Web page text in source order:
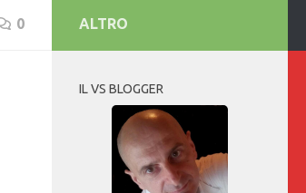
0 ALTRO
IL VS BLOGGER